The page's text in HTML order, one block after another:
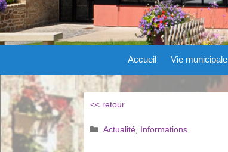
Accueil Vie municipale
<< retour
Catégories
Actualité, Informations